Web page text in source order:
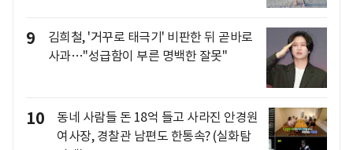
9
김희철, '거꾸로 태극기' 비판한 뒤 곧바로
사과…"성급함이 부른 명백한 잘못"
10
동네 사람들 돈 18억 들고 사라진 안경원
여사장, 경찰관 남편도 한통속? (실화탐